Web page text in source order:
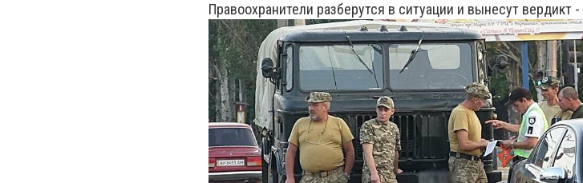
Правоохранители разберутся в ситуации и вынесут